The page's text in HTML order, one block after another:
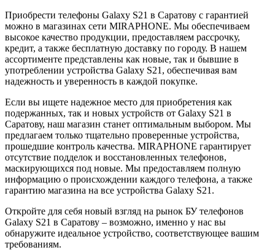
Приобрести телефоны Galaxy S21 в Саратову с гарантией
можно в магазинах сети MIRAPHONE. Мы обеспечиваем
высокое качество продукции, предоставляем рассрочку,
кредит, а также бесплатную доставку по городу. В нашем
ассортименте представлены как новые, так и бывшие в
употреблении устройства Galaxy S21, обеспечивая вам
надежность и уверенность в каждой покупке.
Если вы ищете надежное место для приобретения как
подержанных, так и новых устройств от Galaxy S21 в
Саратову, наш магазин станет оптимальным выбором. Мы
предлагаем только тщательно проверенные устройства,
прошедшие контроль качества. MIRAPHONE гарантирует
отсутствие подделок и восстановленных телефонов,
маскирующихся под новые. Мы предоставляем полную
информацию о происхождении каждого телефона, а также
гарантию магазина на все устройства Galaxy S21.
Откройте для себя новый взгляд на рынок БУ телефонов
Galaxy S21 в Саратову – возможно, именно у нас вы
обнаружите идеальное устройство, соответствующее вашим
требованиям.